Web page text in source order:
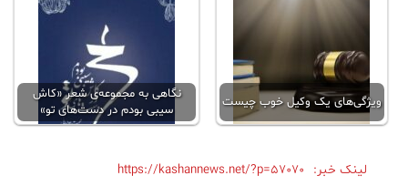
ویژگی‌های یک وکیل خوب چیست
نگاهی به مجموعه‌ی شعر «کاش
سیبی بودم در دست‌های تو»
لینک خبر: https://kashannews.net/?p=57070